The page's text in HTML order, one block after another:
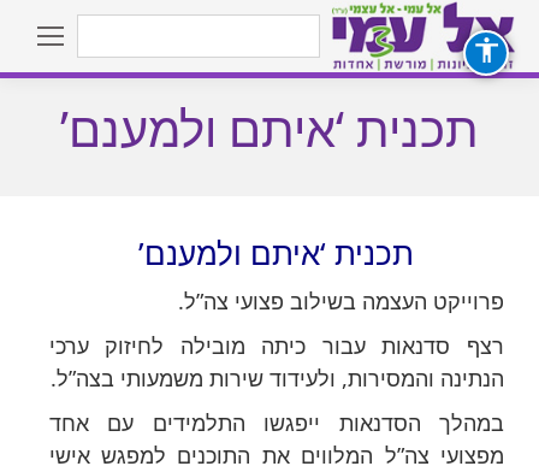
You are here:
תכנית ‘איתם ולמענם’
תכנית ‘איתם ולמענם’
פרוייקט העצמה בשילוב פצועי צה”ל.
רצף סדנאות עבור כיתה מובילה לחיזוק ערכי
הנתינה והמסירות, ולעידוד שירות משמעותי בצה”ל.
במהלך הסדנאות ייפגשו התלמידים עם אחד
מפצועי צה”ל המלווים את התוכנים למפגש אישי